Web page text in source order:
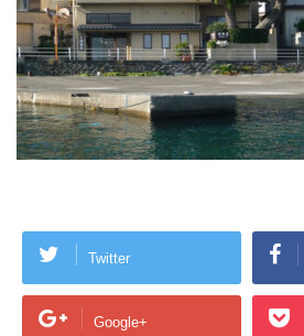
Twitter
Google+